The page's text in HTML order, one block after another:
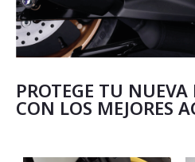
PROTEGE TU
CON LOS MEJORES